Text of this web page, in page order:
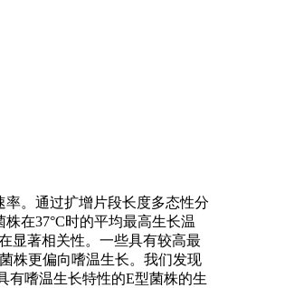
率。通过扩增片段长度多态性分
在37°C时的平均最高生长温
显著相关性。一些具有较高最
株更偏向嗜温生长。我们发现
有嗜温生长特性的E型菌株的生